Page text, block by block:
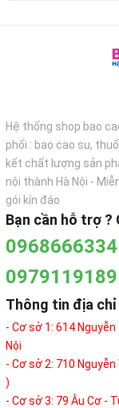
Hệ thống shop bao
phối : bao cao su,
kết chất lượng sản
nội thành Hà Nội -
gói kín đáo
Bạn cần hỗ trợ ?
0968666334
0979119189
Thông tin địa chỉ
- Cơ sở 1: 614
Nội
- Cơ sở 2: 710
)
- Cơ sở 3: 79 Âu Cơ -